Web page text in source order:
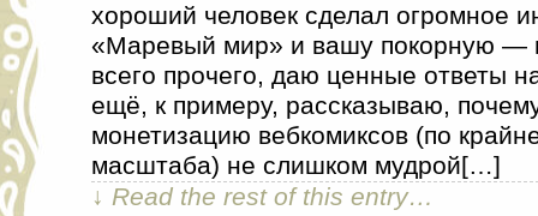
хороший человек сделал огромное
«Маревый мир» и вашу покорную —
всего прочего, даю ценные ответы
ещё, к примеру, рассказываю,
монетизацию вебкомиксов (по
масштаба) не слишком мудрой[…]
↓ Read the rest of this entry…